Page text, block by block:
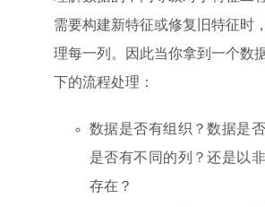
需要构建新特征或修复旧特征时
理每一列。因此当你拿到一个数
下的流程处理：
数据是否有组织？数据是
是否有不同的列？还是以
存在？